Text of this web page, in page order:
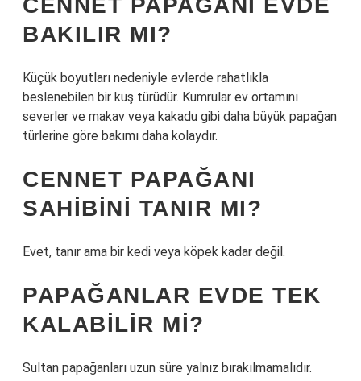
CENNET PAPAĞANI EVDE
BAKILIR MI?
Küçük boyutları nedeniyle evlerde rahatlıkla
beslenebilen bir kuş türüdür. Kumrular ev ortamını
severler ve makav veya kakadu gibi daha büyük papağan
türlerine göre bakımı daha kolaydır.
CENNET PAPAĞANI
SAHIBINI TANIR MI?
Evet, tanır ama bir kedi veya köpek kadar değil.
PAPAĞANLAR EVDE TEK
KALABILIR MI?
Sultan papağanları uzun süre yalnız bırakılmamalıdır.